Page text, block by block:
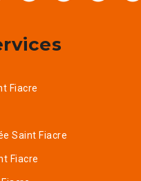
Fiacre
Saint Fiacre
Fiacre